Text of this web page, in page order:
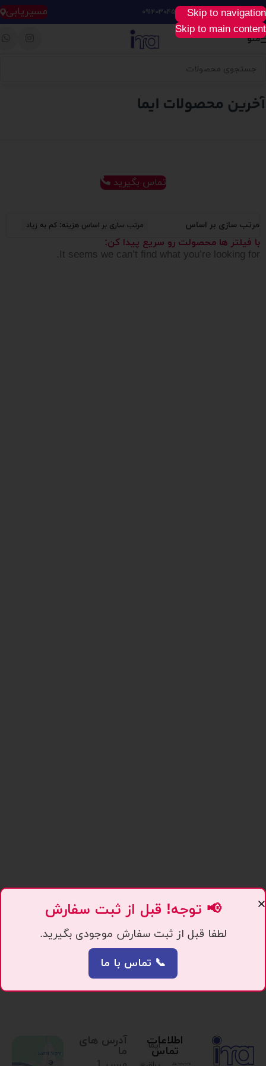
Skip to navigation
Skip to main content
خرید آسان، سریع و راحت : ۰۹۱۲۰۳۰۴۵۲۸ مسیریابی
منو
تماس بگیرید
مرتب سازی بر اساس مرتب سازی بر اساس هزینه: کم به زیاد
با فیلتر ها محصولت رو سریع پیدا کن:
It seems we can’t find what you’re looking for.
ایما
اطلاعات
تماس
آدرس های
ما
📢 توجه! قبل از ثبت سفارش
لطفا قبل از ثبت سفارش موجودی بگیرید.
📞 تماس با ما